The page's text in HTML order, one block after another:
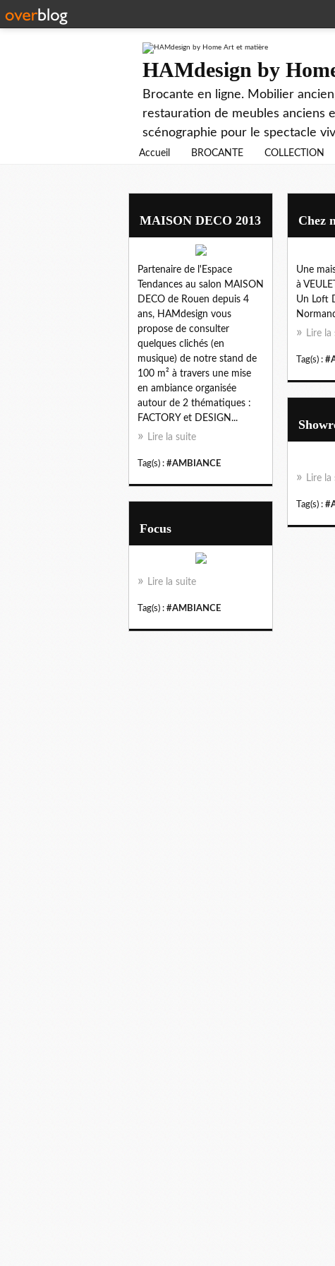
HAMdesign by
Brocante en ligne. Mobilier
restauration de meubles anciens
scénographie pour le spectacle
Accueil BROCANTE COLLECTION
ambiance
MAISON DECO 2013
Partenaire de l'Espace
Tendances au salon MAISON
DECO de Rouen depuis 4
ans, HAMdesign vous
propose de consulter
quelques clichés (en
musique) de notre stand de
100 m² à travers une mise
en ambiance organisée
autour de 2 thématiques :
FACTORY et DESIGN...
Lire la suite
Tag(s) : #AMBIANCE
Chez
Une
à
Un Loft
Lire la
Tag(s) :
Lire la
Tag(s) :
Focus
Lire la suite
Tag(s) : #AMBIANCE